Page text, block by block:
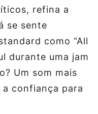
refina a
se sente
como “All
durante uma jam
Um som mais
a confiança para